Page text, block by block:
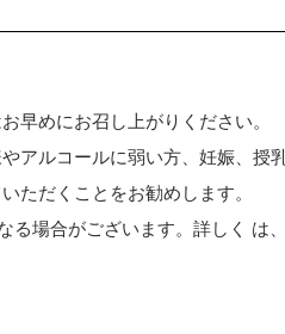
早めにお召し上がりください。
アルコールに弱い方、妊娠、授
ただくことをお勧めします。
場合がございます。詳しく は